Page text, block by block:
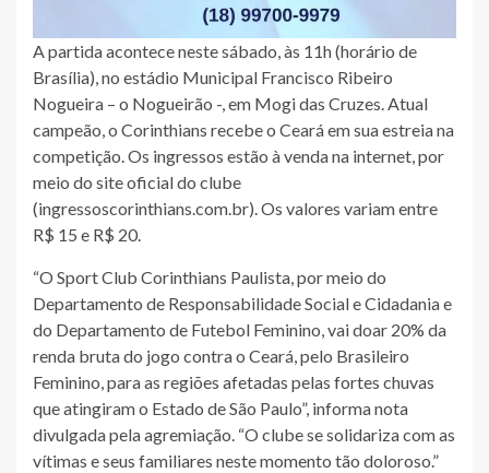
A partida acontece neste sábado, às 11h (horário de
Brasília), no estádio Municipal Francisco Ribeiro
Nogueira – o Nogueirão -, em Mogi das Cruzes. Atual
campeão, o Corinthians recebe o Ceará em sua estreia na
competição. Os ingressos estão à venda na internet, por
meio do site oficial do clube
(ingressoscorinthians.com.br). Os valores variam entre
R$ 15 e R$ 20.
“O Sport Club Corinthians Paulista, por meio do
Departamento de Responsabilidade Social e Cidadania e
do Departamento de Futebol Feminino, vai doar 20% da
renda bruta do jogo contra o Ceará, pelo Brasileiro
Feminino, para as regiões afetadas pelas fortes chuvas
que atingiram o Estado de São Paulo”, informa nota
divulgada pela agremiação. “O clube se solidariza com as
vítimas e seus familiares neste momento tão doloroso.”